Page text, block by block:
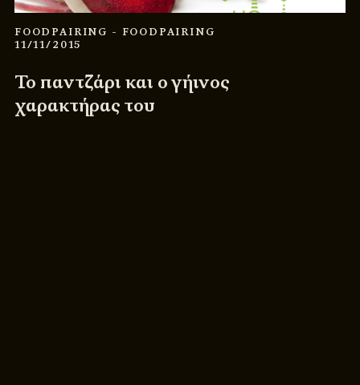
FOODPAIRING - FOODPAIRING
11/11/2015
Το παντζάρι και ο γήινος
χαρακτήρας του